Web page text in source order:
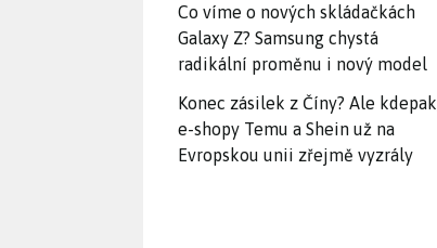
Co víme o nových skládačkách
Galaxy Z? Samsung chystá
radikální proměnu i nový model
Konec zásilek z Číny? Ale kdepak,
e-shopy Temu a Shein už na
Evropskou unii zřejmě vyzrály